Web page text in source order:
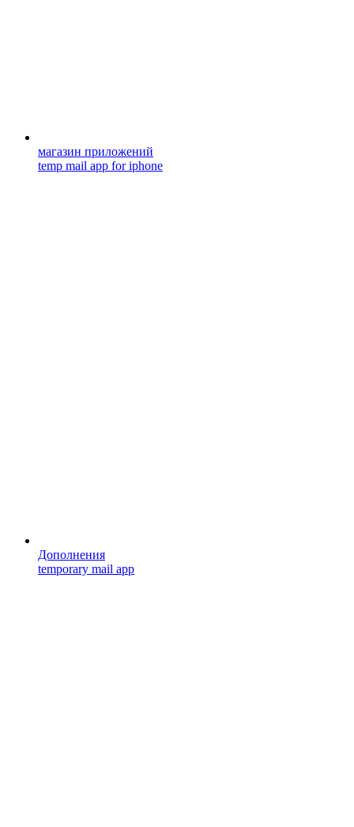
магазин приложений
temp mail app for iphone
Дополнения
temporary mail app